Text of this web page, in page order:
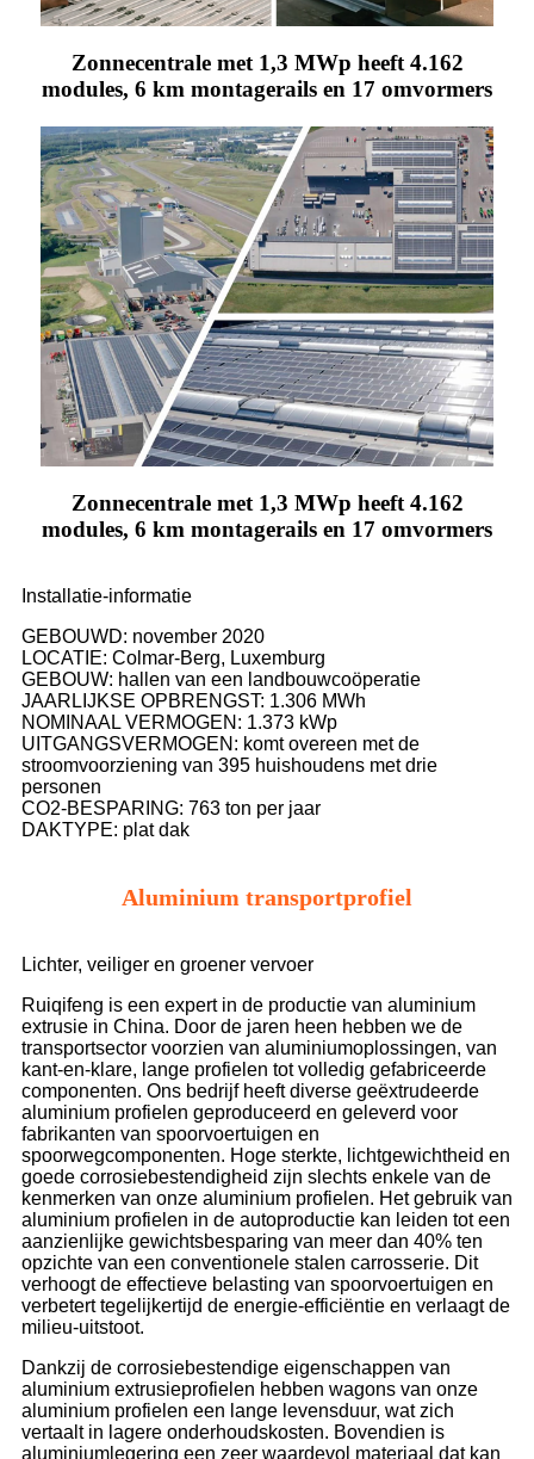
Zonnecentrale met 1,3 MWp heeft 4.162
modules, 6 km montagerails en 17 omvormers
Zonnecentrale met 1,3 MWp heeft 4.162
modules, 6 km montagerails en 17 omvormers
Installatie-informatie
GEBOUWD: november 2020
LOCATIE: Colmar-Berg, Luxemburg
GEBOUW: hallen van een landbouwcoöperatie
JAARLIJKSE OPBRENGST: 1.306 MWh
NOMINAAL VERMOGEN: 1.373 kWp
UITGANGSVERMOGEN: komt overeen met de
stroomvoorziening van 395 huishoudens met drie
personen
CO2-BESPARING: 763 ton per jaar
DAKTYPE: plat dak
Aluminium transportprofiel
Lichter, veiliger en groener vervoer
Ruiqifeng is een expert in de productie van aluminium
extrusie in China. Door de jaren heen hebben we de
transportsector voorzien van aluminiumoplossingen, van
kant-en-klare, lange profielen tot volledig gefabriceerde
componenten. Ons bedrijf heeft diverse geëxtrudeerde
aluminium profielen geproduceerd en geleverd voor
fabrikanten van spoorvoertuigen en
spoorwegcomponenten. Hoge sterkte, lichtgewichtheid en
goede corrosiebestendigheid zijn slechts enkele van de
kenmerken van onze aluminium profielen. Het gebruik van
aluminium profielen in de autoproductie kan leiden tot een
aanzienlijke gewichtsbesparing van meer dan 40% ten
opzichte van een conventionele stalen carrosserie. Dit
verhoogt de effectieve belasting van spoorvoertuigen en
verbetert tegelijkertijd de energie-efficiëntie en verlaagt de
milieu-uitstoot.
Dankzij de corrosiebestendige eigenschappen van
aluminium extrusieprofielen hebben wagons van onze
aluminium profielen een lange levensduur, wat zich
vertaalt in lagere onderhoudskosten. Bovendien is
aluminiumlegering een zeer waardevol materiaal dat kan